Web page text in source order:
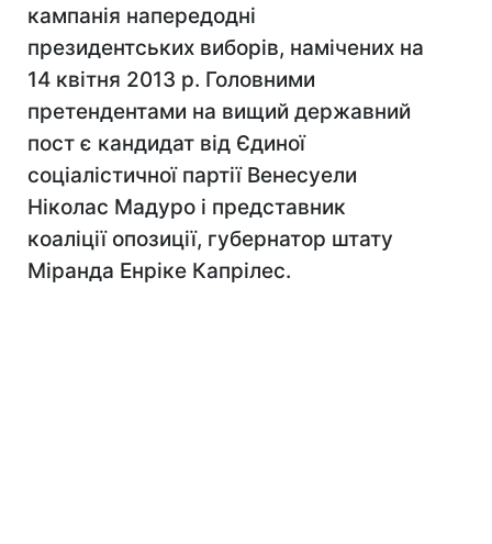
кампанія напередодні
президентських виборів, намічених на
14 квітня 2013 р. Головними
претендентами на вищий державний
пост є кандидат від Єдиної
соціалістичної партії Венесуели
Ніколас Мадуро і представник
коаліції опозиції, губернатор штату
Міранда Енріке Капрілес.